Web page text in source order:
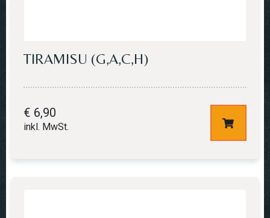
TIRAMISU (G,A,C,H)
€ 6,90
inkl. MwSt.